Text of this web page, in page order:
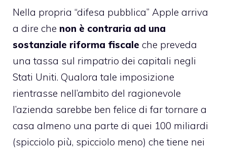
Nella propria “difesa pubblica” Apple arriva
a dire che non è contraria ad una
sostanziale riforma fiscale che preveda
una tassa sul rimpatrio dei capitali negli
Stati Uniti. Qualora tale imposizione
rientrasse nell’ambito del ragionevole
l’azienda sarebbe ben felice di far tornare a
casa almeno una parte di quei 100 miliardi
(spicciolo più, spicciolo meno) che tiene nei